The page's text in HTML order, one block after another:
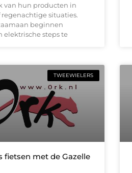
van hun producten in
situaties.
beginnen
elektrische steps te
TWEEWIELERS
fietsen met de Gazelle